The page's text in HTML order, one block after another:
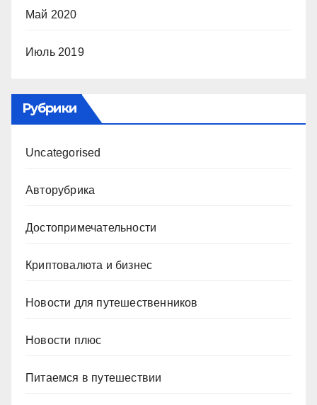
Май 2020
Июль 2019
Рубрики
Uncategorised
Авторубрика
Достопримечательности
Криптовалюта и бизнес
Новости для путешественников
Новости плюс
Питаемся в путешествии